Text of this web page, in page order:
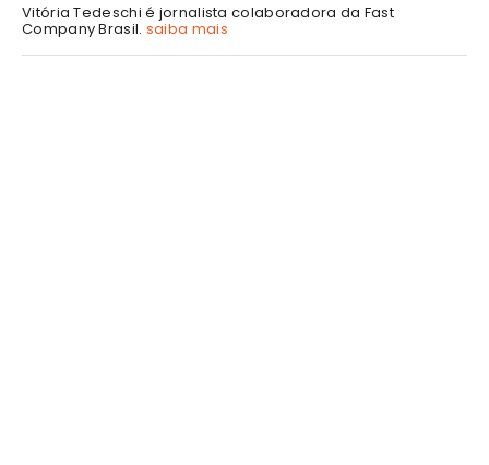
Vitória Tedeschi é jornalista colaboradora da Fast
Company Brasil. saiba mais